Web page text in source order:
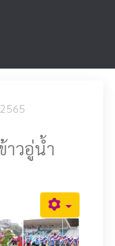
วอู่น้ำ